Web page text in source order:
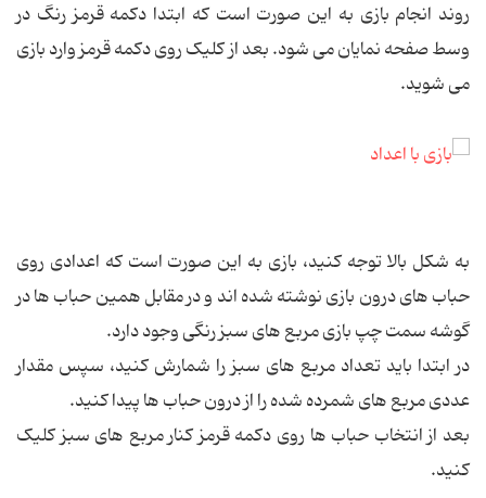
روند انجام بازی به این صورت است که ابتدا دکمه قرمز رنگ در
وسط صفحه نمایان می شود. بعد از کلیک روی دکمه قرمز وارد بازی
می شوید.
به شکل بالا توجه کنید، بازی به این صورت است که اعدادی روی
حباب های درون بازی نوشته شده اند و در مقابل همین حباب ها در
گوشه سمت چپ بازی مربع های سبز رنگی وجود دارد.
در ابتدا باید تعداد مربع های سبز را شمارش کنید، سپس مقدار
عددی مربع های شمرده شده را از درون حباب ها پیدا کنید.
بعد از انتخاب حباب ها روی دکمه قرمز کنار مربع های سبز کلیک
کنید.